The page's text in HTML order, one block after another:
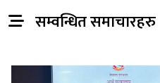
सम्वन्धित समाचारहरु